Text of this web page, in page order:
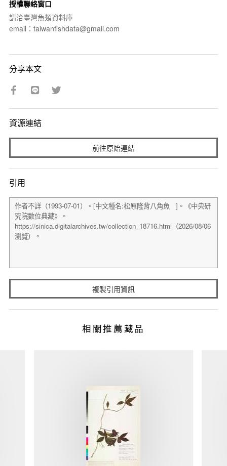
授權聯絡窗口
請洽臺灣魚類資料庫
email：taiwanfishdata@gmail.com
分享本文
資源連結
前往原始連結
引用
複製引用資訊
相關推薦藏品